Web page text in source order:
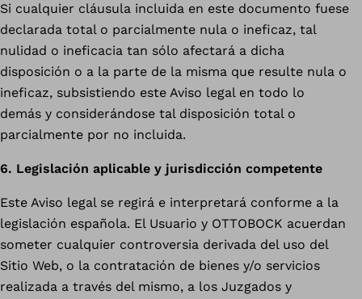
Si cualquier cláusula incluida en este documento fuese
declarada total o parcialmente nula o ineficaz, tal
nulidad o ineficacia tan sólo afectará a dicha
disposición o a la parte de la misma que resulte nula o
ineficaz, subsistiendo este Aviso legal en todo lo
demás y considerándose tal disposición total o
parcialmente por no incluida.
6. Legislación aplicable y jurisdicción competente
Este Aviso legal se regirá e interpretará conforme a la
legislación española. El Usuario y OTTOBOCK acuerdan
someter cualquier controversia derivada del uso del
Sitio Web, o la contratación de bienes y/o servicios
realizada a través del mismo, a los Juzgados y